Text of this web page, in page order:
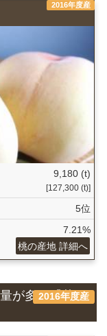
2016年度産
9,180 (t)
[127,300 (t)]
5位
7.21%
桃の産地 詳細へ
2016年度産
が多い『花